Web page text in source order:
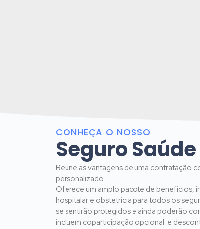
CONHEÇA O NOSSO
Seguro Saúde
Reúne as vantagens de uma contratação
personalizado.
Oferece um amplo pacote de benefícios,
hospitalar e obstetrícia para todos os
se sentirão protegidos e ainda poderão
incluem coparticipação opcional e